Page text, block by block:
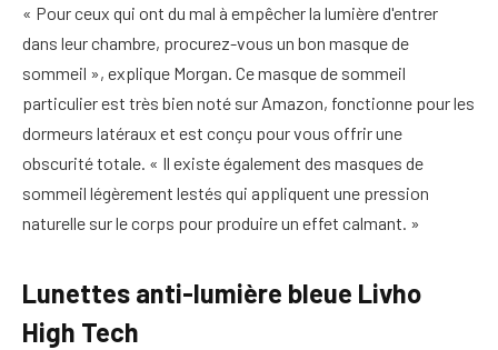
« Pour ceux qui ont du mal à empêcher la lumière d'entrer
dans leur chambre, procurez-vous un bon masque de
sommeil », explique Morgan. Ce masque de sommeil
particulier est très bien noté sur Amazon, fonctionne pour les
dormeurs latéraux et est conçu pour vous offrir une
obscurité totale. « Il existe également des masques de
sommeil légèrement lestés qui appliquent une pression
naturelle sur le corps pour produire un effet calmant. »
Lunettes anti-lumière bleue Livho
High Tech